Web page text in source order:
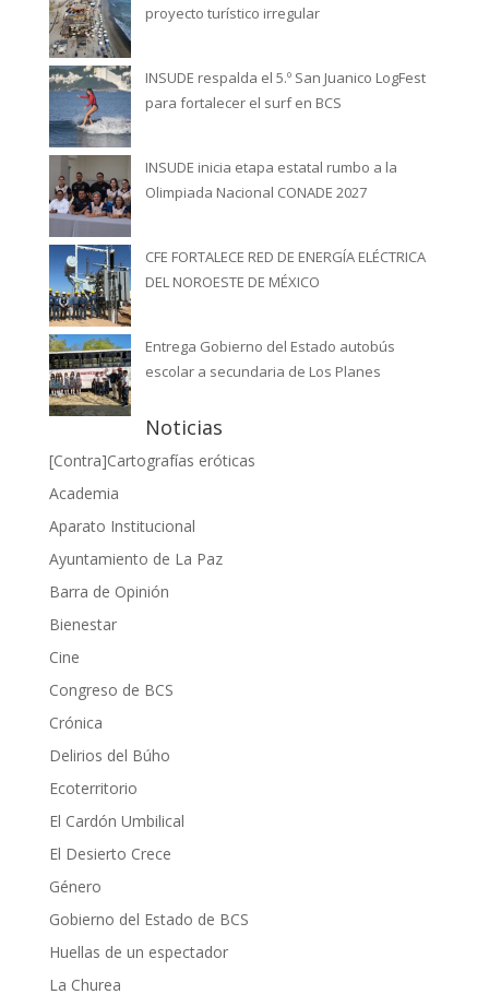
proyecto turístico irregular
INSUDE respalda el 5.º San Juanico LogFest
para fortalecer el surf en BCS
INSUDE inicia etapa estatal rumbo a la
Olimpiada Nacional CONADE 2027
CFE FORTALECE RED DE ENERGÍA ELÉCTRICA
DEL NOROESTE DE MÉXICO
Entrega Gobierno del Estado autobús
escolar a secundaria de Los Planes
Noticias
[Contra]Cartografías eróticas
Academia
Aparato Institucional
Ayuntamiento de La Paz
Barra de Opinión
Bienestar
Cine
Congreso de BCS
Crónica
Delirios del Búho
Ecoterritorio
El Cardón Umbilical
El Desierto Crece
Género
Gobierno del Estado de BCS
Huellas de un espectador
La Churea